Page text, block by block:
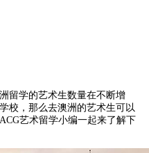
留学的艺术生数量在不断增
校，那么去澳洲的艺术生可以
艺术留学小编一起来了解下